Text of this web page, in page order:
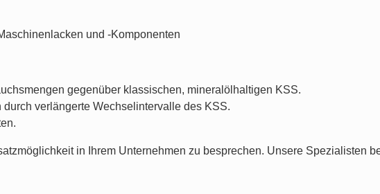
und -Komponenten
gegenüber klassischen, mineralölhaltigen KSS.
verlängerte Wechselintervalle des KSS.
in Ihrem Unternehmen zu besprechen. Unsere Spezialisten